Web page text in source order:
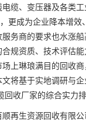
缆、变压器及各类
更成为企业降本增
务商的要求也水涨
规资质、技术评估
上琳琅满目的回收
将基于实地调研与
收厂家的综合实力排
再生资源回收有限公